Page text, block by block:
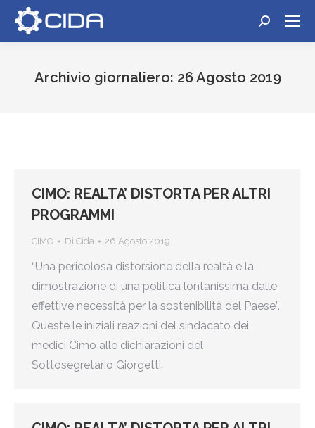
Cerca:
Archivio giornaliero: 26 Agosto 2019
CIMO: REALTA’ DISTORTA PER ALTRI
PROGRAMMI
CIMO Di Cida 26 Agosto 2019
“Una pericolosa distorsione della realtà e la
dimostrazione di una politica lontanissima dalle
effettive necessità per la sostenibilità del Paese”.
Queste le iniziali reazioni del sindacato dei
medici Cimo alle dichiarazioni del
Sottosegretario Giorgetti.